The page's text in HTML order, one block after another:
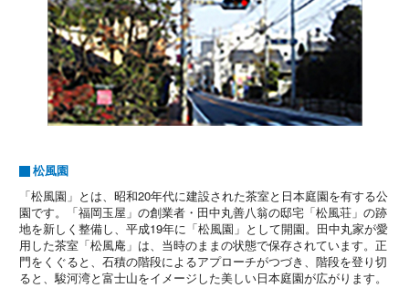
松風園
「松風園」とは、昭和20年代に建設された茶室と日本庭園を有する公
園です。「福岡玉屋」の創業者・田中丸善八翁の邸宅「松風荘」の跡
地を新しく整備し、平成19年に「松風園」として開園。田中丸家が愛
用した茶室「松風庵」は、当時のままの状態で保存されています。正
門をくぐると、石積の階段によるアプローチがつづき、階段を登り切
ると、駿河湾と富士山をイメージした美しい日本庭園が広がります。